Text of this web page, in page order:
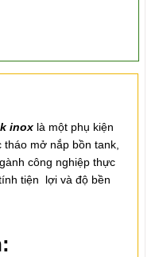
inoxlà một phụ kiện
mở nắp bồn tank,
công nghiệp thực
tiện lợi và độ bền